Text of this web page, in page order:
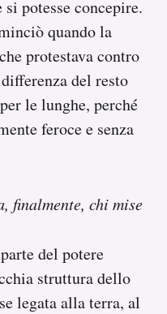
potesse concepire.
quando la
protestava contro
del resto
le lunghe, perché
feroce e senza
finalmente, chi mise
del potere
struttura dello
legata alla terra, al